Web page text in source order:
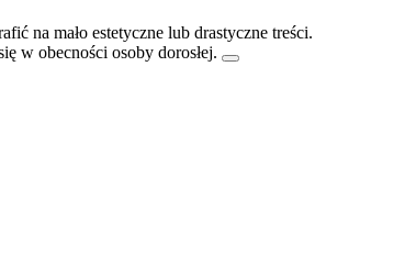
na mało estetyczne lub drastyczne treści.
w obecności osoby dorosłej.